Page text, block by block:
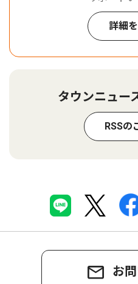
詳細
タウンニュー
RSSの
お